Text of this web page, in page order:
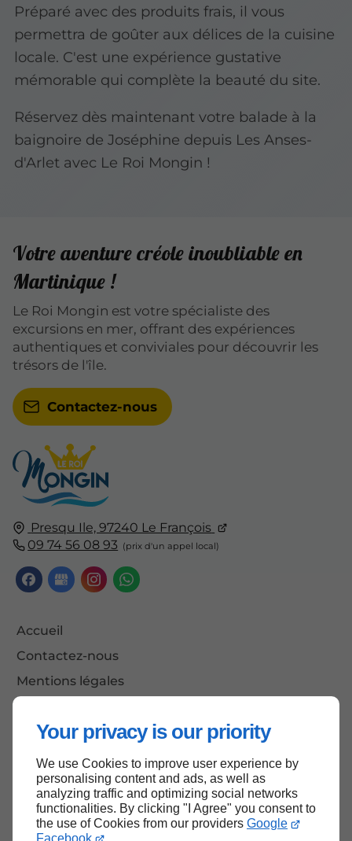
Your privacy is our priority
We use Cookies to improve user experience by
personalising content and ads, as well as
analyzing traffic and optimizing social networks
functionalities. By clicking "I Agree" you consent to
the use of Cookies from our providers Google
Facebook
Préparé avec des produits frais, il vous
permettra de goûter aux délices de la cuisine
locale. C'est une expérience gustative
mémorable qui complète la beauté du site.
Réservez dès maintenant votre balade à la
baignoire de Joséphine depuis Les Anses-
d'Arlet avec Le Roi Mongin !
Presqu Ile, 97240 Le François
09 74 56 08 93
Accueil
Contactez-nous
Mentions légales
Votre aventure créole inoubliable en
Martinique !
Le Roi Mongin est votre spécialiste des
excursions en mer, offrant des expériences
authentiques et conviviales pour découvrir les
trésors de l'île.
Contactez-nous
Haut de page